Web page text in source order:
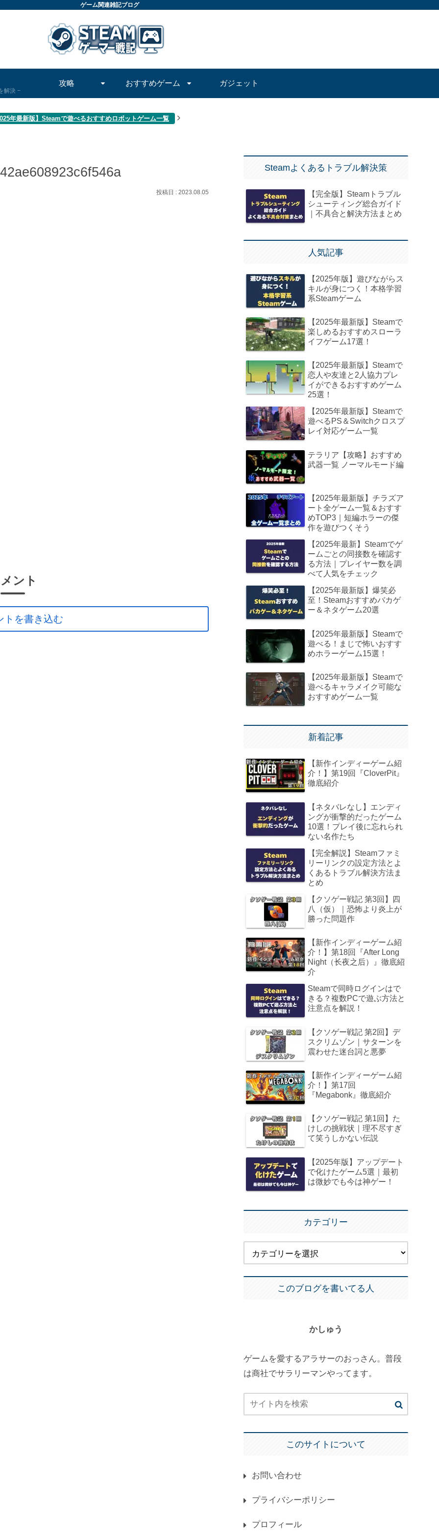
ゲーム関連雑記ブログ
解決
攻略 おすすめゲーム ガジェット
年最新版】Steamで遊べるおすすめロボットゲーム一覧
2023.08.05
ント
トを書き込む
Steamよくあるトラブル解決策
【完全版】Steamトラブル
シューティング総合ガイド
｜不具合と解決方法まとめ
人気記事
【2025年版】遊びながらス
キルが身につく！本格学習
系Steamゲーム
【2025年最新版】Steamで
楽しめるおすすめスローラ
イフゲーム17選！
【2025年最新版】Steamで
恋人や友達と2人協力プレ
イができるおすすめゲーム
25選！
【2025年最新版】Steamで
遊べるPS＆Switchクロスプ
レイ対応ゲーム一覧
テラリア【攻略】おすすめ
武器一覧 ノーマルモード編
【2025年最新版】チラズア
ート全ゲーム一覧＆おすす
めTOP3｜短編ホラーの傑
作を遊びつくそう
【2025年最新】Steamでゲ
ームごとの同接数を確認す
る方法｜プレイヤー数を調
べて人気をチェック
【2025年最新版】爆笑必
至！Steamおすすめバカゲ
ー＆ネタゲーム20選
【2025年最新版】Steamで
遊べる！まじで怖いおすす
めホラーゲーム15選！
【2025年最新版】Steamで
遊べるキャラメイク可能な
おすすめゲーム一覧
新着記事
【新作インディーゲーム紹
介！】第19回『CloverPit』
徹底紹介
【ネタバレなし】エンディ
ングが衝撃的だったゲーム
10選！プレイ後に忘れられ
ない名作たち
【完全解説】Steamファミ
リーリンクの設定方法とよ
くあるトラブル解決方法ま
とめ
【クソゲー戦記 第3回】四
八（仮）｜恐怖より炎上が
勝った問題作
【新作インディーゲーム紹
介！】第18回『After Long
Night（长夜之后）』徹底紹
介
Steamで同時ログインはで
きる？複数PCで遊ぶ方法と
注意点を解説！
【クソゲー戦記 第2回】デ
スクリムゾン｜サターンを
震わせた迷台詞と悪夢
【新作インディーゲーム紹
介！】第17回
『Megabonk』徹底紹介
【クソゲー戦記 第1回】た
けしの挑戦状｜理不尽すぎ
て笑うしかない伝説
【2025年版】アップデート
で化けたゲーム5選｜最初
は微妙でも今は神ゲー！
カテゴリー
このブログを書いてる人
かしゅう
ゲームを愛するアラサーのおっさん。普段
は商社でサラリーマンやってます。
このサイトについて
お問い合わせ
プライバシーポリシー
プロフィール